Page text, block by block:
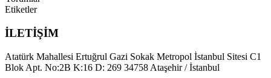
Etiketler
İLETİŞİM
Atatürk Mahallesi Ertuğrul Gazi Sokak Metropol İstanbul Sitesi C1
Blok Apt. No:2B K:16 D: 269 34758 Ataşehir / İstanbul